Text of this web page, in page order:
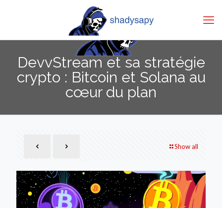
DevvStream et sa stratégie
crypto : Bitcoin et Solana au
cœur du plan
Show all